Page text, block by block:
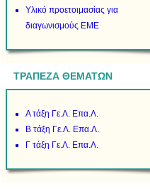
Υλικό προετοιμασίας για
διαγωνισμούς ΕΜΕ
ΤΡΑΠΕΖΑ ΘΕΜΑΤΩΝ
Α τάξη Γε.Λ. Επα.Λ.
Β τάξη Γε.Λ. Επα.Λ.
Γ τάξη Γε.Λ. Επα.Λ.